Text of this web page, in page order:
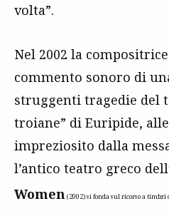
volta”.
Nel 2002 la
commento sonoro di
struggenti tragedie del
troiane” di Euripide,
impreziosito dalla
l’antico teatro greco
Women (2002) si fonda sul ricorso a timbri